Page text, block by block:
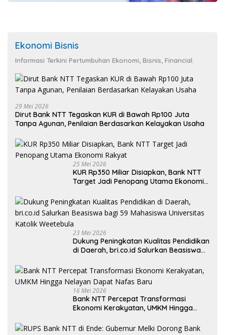
Ekonomi Bisnis
Informasi Terkini Pertumbuhan Ekonomi, Bisnis, Financial.
29 Mei 2026
Dirut Bank NTT Tegaskan KUR di Bawah Rp100 Juta
Tanpa Agunan, Penilaian Berdasarkan Kelayakan Usaha
25 Mei 2026
KUR Rp350 Miliar Disiapkan, Bank NTT
Target Jadi Penopang Utama Ekonomi
23 Mei 2026
Dukung Peningkatan Kualitas Pendidikan
di Daerah, bri.co.id Salurkan Beasiswa
Weetebula
16 Mei 2026
Bank NTT Percepat Transformasi
Ekonomi Kerakyatan, UMKM Hingga